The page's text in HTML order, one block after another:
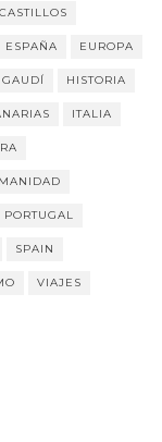
CASTILLOS
ESPAÑA EUROPA
GAUDÍ HISTORIA
ITALIA
PORTUGAL
SPAIN
VIAJES